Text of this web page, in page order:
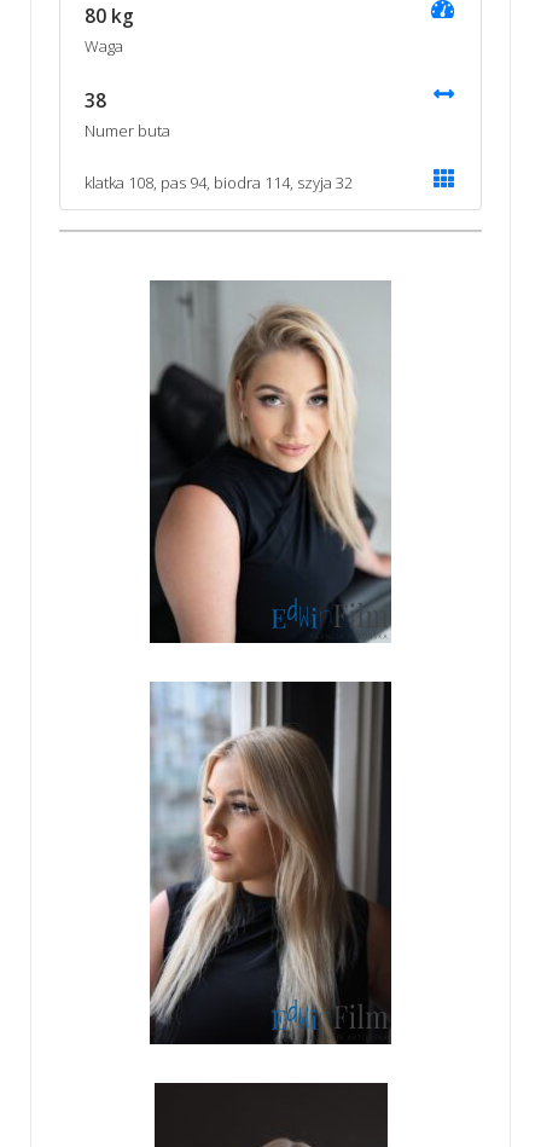
80 kg
Waga
38
Numer buta
klatka 108, pas 94, biodra 114, szyja 32